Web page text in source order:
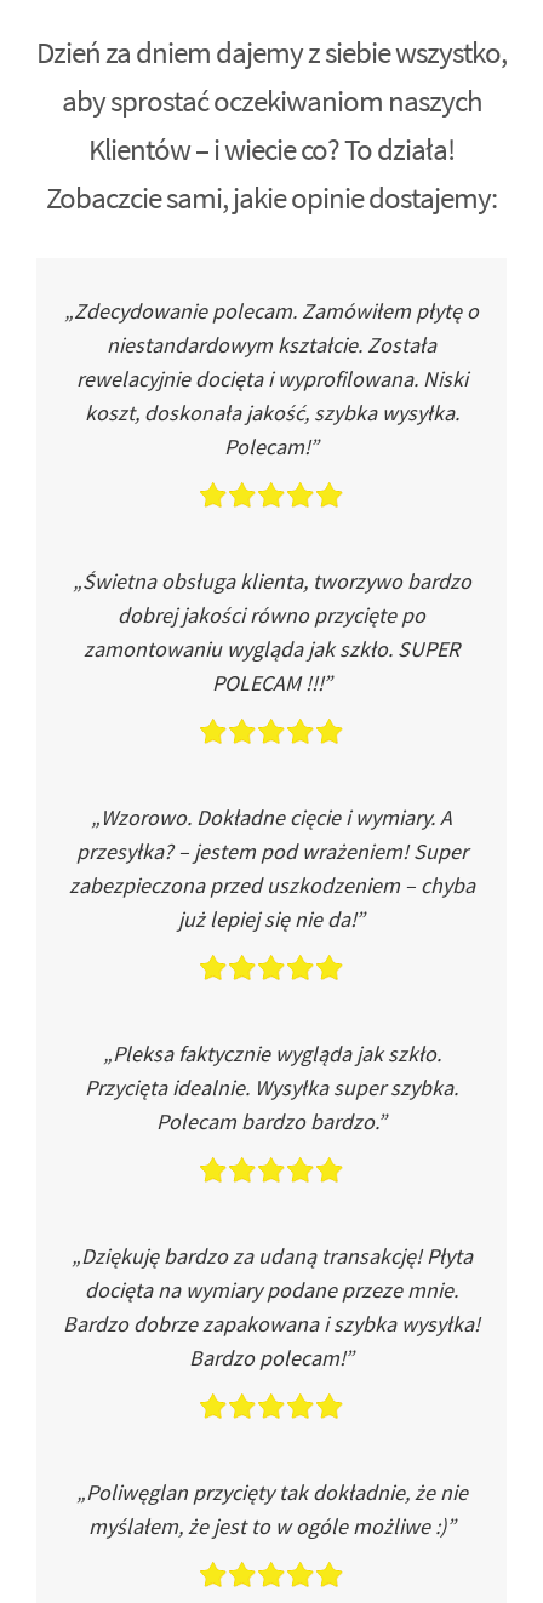
Dzień za dniem dajemy z siebie wszystko,
aby sprostać oczekiwaniom naszych
Klientów – i wiecie co? To działa!
Zobaczcie sami, jakie opinie dostajemy:
„Zdecydowanie polecam. Zamówiłem płytę o
niestandardowym kształcie. Została
rewelacyjnie docięta i wyprofilowana. Niski
koszt, doskonała jakość, szybka wysyłka.
Polecam!”
„Świetna obsługa klienta, tworzywo bardzo
dobrej jakości równo przycięte po
zamontowaniu wygląda jak szkło. SUPER
POLECAM !!!”
„Wzorowo. Dokładne cięcie i wymiary. A
przesyłka? – jestem pod wrażeniem! Super
zabezpieczona przed uszkodzeniem – chyba
już lepiej się nie da!”
„Pleksa faktycznie wygląda jak szkło.
Przycięta idealnie. Wysyłka super szybka.
Polecam bardzo bardzo.”
„Dziękuję bardzo za udaną transakcję! Płyta
docięta na wymiary podane przeze mnie.
Bardzo dobrze zapakowana i szybka wysyłka!
Bardzo polecam!”
„Poliwęglan przycięty tak dokładnie, że nie
myślałem, że jest to w ogóle możliwe :)”